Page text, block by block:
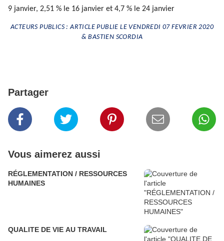
9 janvier, 2,51 % le 16 janvier et 4,7 % le 24 janvier
ACTEURS PUBLICS : ARTICLE PUBLIE LE VENDREDI 07 FEVRIER 2020
& BASTIEN SCORDIA
Partager
Vous aimerez aussi
RÉGLEMENTATION / RESSOURCES
HUMAINES
QUALITE DE VIE AU TRAVAIL